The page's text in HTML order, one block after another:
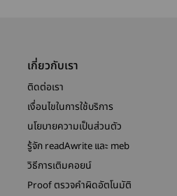
เกี่ยวกับเรา
ติดต่อเรา
เงื่อนไขในการใช้บริการ
นโยบายความเป็นส่วนตัว
รู้จัก readAwrite และ meb
วิธีการเติมคอยน์
Proof ตรวจคำผิดอัตโนมัติ